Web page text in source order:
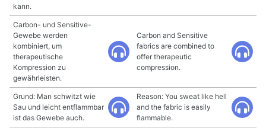
kann.
Carbon- und Sensitive-
Gewebe werden
kombiniert, um
therapeutische
Kompression zu
gewährleisten.
Carbon and Sensitive
fabrics are combined to
offer therapeutic
compression.
Grund: Man schwitzt wie
Sau und leicht entflammbar
ist das Gewebe auch.
Reason: You sweat like hell
and the fabric is easily
flammable.